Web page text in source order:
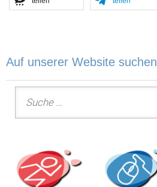
Auf unserer Website suchen
Suche nach: